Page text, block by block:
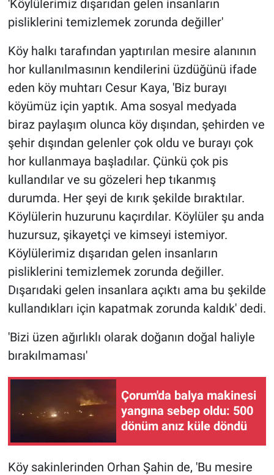
'Köylülerimiz dışarıdan gelen insanların
pisliklerini temizlemek zorunda değiller'
Köy halkı tarafından yaptırılan mesire alanının
hor kullanılmasının kendilerini üzdüğünü ifade
eden köy muhtarı Cesur Kaya, 'Biz burayı
köyümüz için yaptık. Ama sosyal medyada
biraz paylaşım olunca köy dışından, şehirden ve
şehir dışından gelenler çok oldu ve burayı çok
hor kullanmaya başladılar. Çünkü çok pis
kullandılar ve su gözeleri hep tıkanmış
durumda. Her şeyi de kırık şekilde bıraktılar.
Köylülerin huzurunu kaçırdılar. Köylüler şu anda
huzursuz, şikayetçi ve kimseyi istemiyor.
Köylülerimiz dışarıdan gelen insanların
pisliklerini temizlemek zorunda değiller.
Dışarıdaki gelen insanlara açıktı ama bu şekilde
kullandıkları için kapatmak zorunda kaldık' dedi.
'Bizi üzen ağırlıklı olarak doğanın doğal haliyle
bırakılmaması'
Çorum'da balya makinesi
yangına sebep oldu: 500
dönüm anız küle döndü
Köy sakinlerinden Orhan Şahin de, 'Bu mesire